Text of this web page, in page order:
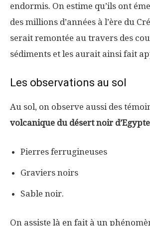
endormis. On estime qu’ils ont
des millions d’années à l’ère du
serait remontée au travers des
sédiments et les aurait ainsi fait
Les observations au sol
Au sol, on observe aussi des
volcanique du désert noir d’Egypte
Pierres ferrugineuses
Graviers noirs
Sable noir.
On assiste là en fait à un